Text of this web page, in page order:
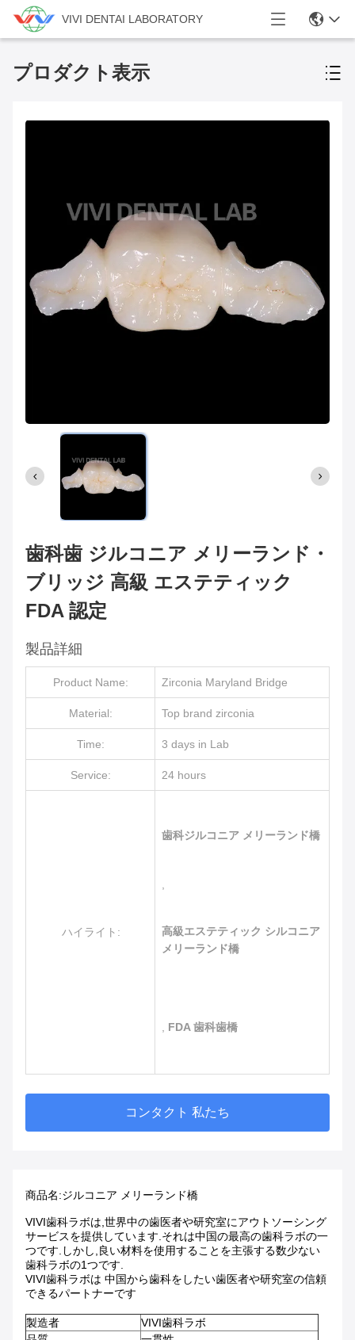
VIVI DENTAI LABORATORY
プロダクト表示
歯科歯 ジルコニア メリーランド・
ブリッジ 高級 エステティック
FDA 認定
製品詳細
Product Name: Zirconia Maryland Bridge
Material: Top brand zirconia
Time: 3 days in Lab
Service: 24 hours
ハイライト:
歯科ジルコニア メリーランド橋
高級エステティック シルコニア
メリーランド橋
FDA 歯科歯橋
コンタクト 私たち
商品名:ジルコニア メリーランド橋
VIVI歯科ラボは,世界中の歯医者や研究室にアウトソーシング
サービスを提供しています.それは中国の最高の歯科ラボの一
つです.しかし,良い材料を使用することを主張する数少ない
歯科ラボの1つです.
VIVI歯科ラボは 中国から歯科をしたい歯医者や研究室の信頼
できるパートナーです
製造者
VIVI歯科ラボ